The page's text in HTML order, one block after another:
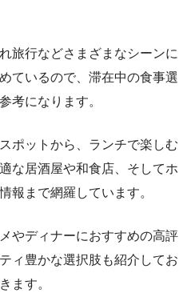
旅行などさまざまなシーンに
ているので、滞在中の食事選
考になります。
ポットから、ランチで楽しむ
な居酒屋や和食店、そしてホ
報まで網羅しています。
やディナーにおすすめの高評
ィ豊かな選択肢も紹介してお
ます。